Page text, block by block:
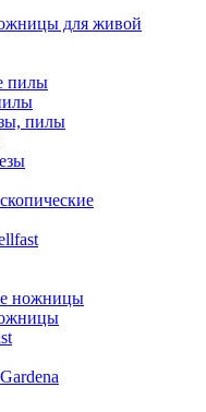
для живой
пилы
пилы
ножницы